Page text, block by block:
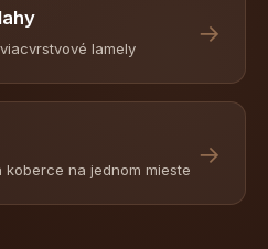
lamely
→
koberce na jednom mieste
→